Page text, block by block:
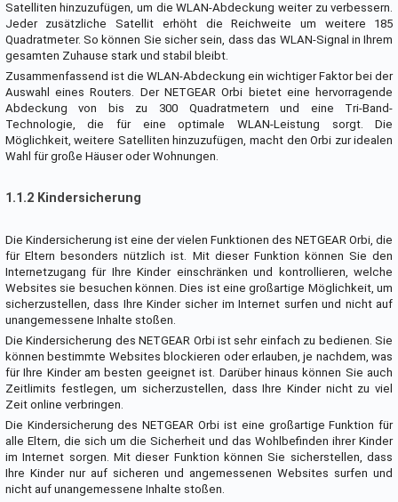
Satelliten hinzuzufügen, um die WLAN-Abdeckung weiter zu verbessern.
Jeder zusätzliche Satellit erhöht die Reichweite um weitere 185
Quadratmeter. So können Sie sicher sein, dass das WLAN-Signal in Ihrem
gesamten Zuhause stark und stabil bleibt.
Zusammenfassend ist die WLAN-Abdeckung ein wichtiger Faktor bei der
Auswahl eines Routers. Der NETGEAR Orbi bietet eine hervorragende
Abdeckung von bis zu 300 Quadratmetern und eine Tri-Band-
Technologie, die für eine optimale WLAN-Leistung sorgt. Die
Möglichkeit, weitere Satelliten hinzuzufügen, macht den Orbi zur idealen
Wahl für große Häuser oder Wohnungen.
1.1.2 Kindersicherung
Die Kindersicherung ist eine der vielen Funktionen des NETGEAR Orbi, die
für Eltern besonders nützlich ist. Mit dieser Funktion können Sie den
Internetzugang für Ihre Kinder einschränken und kontrollieren, welche
Websites sie besuchen können. Dies ist eine großartige Möglichkeit, um
sicherzustellen, dass Ihre Kinder sicher im Internet surfen und nicht auf
unangemessene Inhalte stoßen.
Die Kindersicherung des NETGEAR Orbi ist sehr einfach zu bedienen. Sie
können bestimmte Websites blockieren oder erlauben, je nachdem, was
für Ihre Kinder am besten geeignet ist. Darüber hinaus können Sie auch
Zeitlimits festlegen, um sicherzustellen, dass Ihre Kinder nicht zu viel
Zeit online verbringen.
Die Kindersicherung des NETGEAR Orbi ist eine großartige Funktion für
alle Eltern, die sich um die Sicherheit und das Wohlbefinden ihrer Kinder
im Internet sorgen. Mit dieser Funktion können Sie sicherstellen, dass
Ihre Kinder nur auf sicheren und angemessenen Websites surfen und
nicht auf unangemessene Inhalte stoßen.